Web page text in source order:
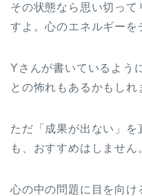
その状態なら思い切っ
すよ。心のエネルギーを
Yさんが書いているよう
との怖れもあるかもしれ
ただ「成果が出ない」
も、おすすめはしません
心の中の問題に目を向け